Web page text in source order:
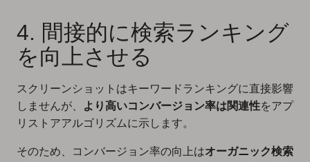
4. 間接的に検索ランキング
を向上させる
スクリーンショットはキーワードランキングに直接影響
しませんが、
より高いコンバージョン率は関連性をアプ
リストアアルゴリズムに示します。
そのため、コンバージョン率の向上はオーガニック検索